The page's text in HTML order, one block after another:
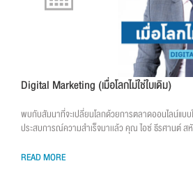
Digital Marketing (เมื่อโลกไม่ใช่ใบเดิม)
พบกับสัมนาที่จะเปลี่ยนโลกด้วยการตลาดออนไลน์แบ
ประสบการณ์ความสำเร็จมาเเล้ว คุณ ไอซ์ ธีรศานต์
READ MORE